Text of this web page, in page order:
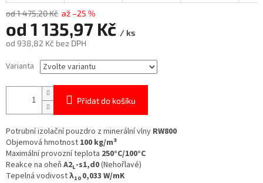
od 1 475,20 Kč až –25 %
od 1 135,97 Kč / ks
od 938,82 Kč bez DPH
cena:
Varianta
Přidat do košíku
Potrubní izolační pouzdro z minerální vlny RW800
Objemová hmotnost 100 kg/m3
Maximální provozní teplota 250°C/100°C
Reakce na oheň A2L-s1,d0(Nehořlavé)
Tepelná vodivostλ10 0,033 W/mK